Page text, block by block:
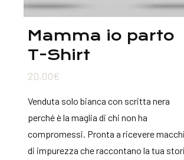
Mamma io parto
T-Shirt
20,00€
Venduta solo bianca con scritta nera
perché è la maglia di chi non ha
compromessi. Pronta a ricevere
di impurezza che raccontano la tua